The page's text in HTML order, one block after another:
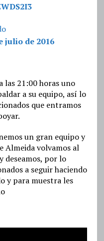
julio de 2016
las 21:00 horas uno
a su equipo, así lo
que entramos
un gran equipo y
Almeida volvamos al
deseamos, por lo
a seguir haciendo
y para muestra les